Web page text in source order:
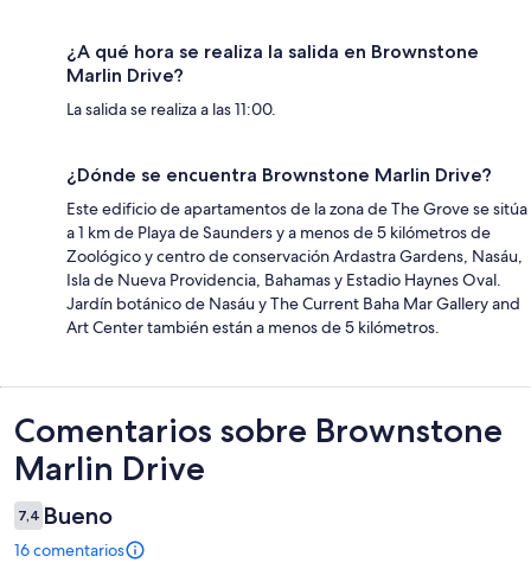
¿A qué hora se realiza la salida en Brownstone
Marlin Drive?
La salida se realiza a las 11:00.
¿Dónde se encuentra Brownstone Marlin Drive?
Este edificio de apartamentos de la zona de The Grove se sitúa
a 1 km de Playa de Saunders y a menos de 5 kilómetros de
Zoológico y centro de conservación Ardastra Gardens, Nasáu,
Isla de Nueva Providencia, Bahamas y Estadio Haynes Oval.
Jardín botánico de Nasáu y The Current Baha Mar Gallery and
Art Center también están a menos de 5 kilómetros.
Comentarios
Comentarios sobre Brownstone
Marlin Drive
7,4 Bueno
16 comentarios